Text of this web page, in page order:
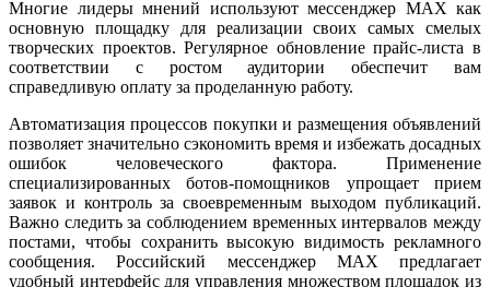
Многие лидеры мнений используют мессенджер MAX как
основную площадку для реализации своих самых смелых
творческих проектов. Регулярное обновление прайс-листа в
соответствии с ростом аудитории обеспечит вам
справедливую оплату за проделанную работу.
Автоматизация процессов покупки и размещения объявлений
позволяет значительно сэкономить время и избежать досадных
ошибок человеческого фактора. Применение
специализированных ботов-помощников упрощает прием
заявок и контроль за своевременным выходом публикаций.
Важно следить за соблюдением временных интервалов между
постами, чтобы сохранить высокую видимость рекламного
сообщения. Российский мессенджер MAX предлагает
удобный интерфейс для управления множеством площадок из